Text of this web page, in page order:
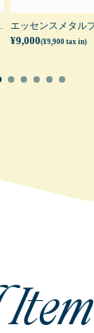
ールド)
¥9,000(¥9,900 tax in)
Item